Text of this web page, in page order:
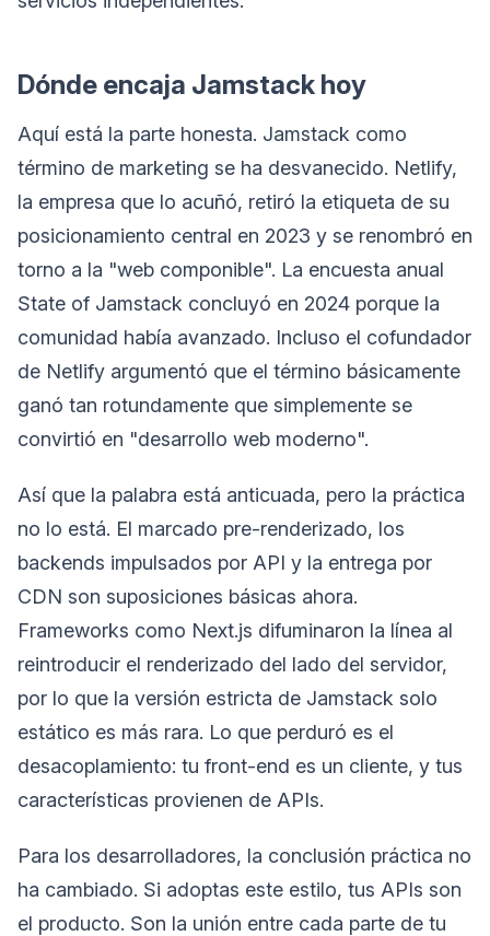
Dónde encaja Jamstack hoy
Aquí está la parte honesta. Jamstack como
término de marketing se ha desvanecido. Netlify,
la empresa que lo acuñó, retiró la etiqueta de su
posicionamiento central en 2023 y se renombró en
torno a la "web componible". La encuesta anual
State of Jamstack concluyó en 2024 porque la
comunidad había avanzado. Incluso el cofundador
de Netlify argumentó que el término básicamente
ganó tan rotundamente que simplemente se
convirtió en "desarrollo web moderno".
Así que la palabra está anticuada, pero la práctica
no lo está. El marcado pre-renderizado, los
backends impulsados por API y la entrega por
CDN son suposiciones básicas ahora.
Frameworks como Next.js difuminaron la línea al
reintroducir el renderizado del lado del servidor,
por lo que la versión estricta de Jamstack solo
estático es más rara. Lo que perduró es el
desacoplamiento: tu front-end es un cliente, y tus
características provienen de APIs.
Para los desarrolladores, la conclusión práctica no
ha cambiado. Si adoptas este estilo, tus APIs son
el producto. Son la unión entre cada parte de tu